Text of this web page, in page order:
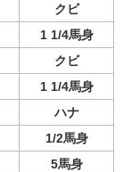
クビ
1 1/4馬身
クビ
1 1/4馬身
ハナ
1/2馬身
5馬身